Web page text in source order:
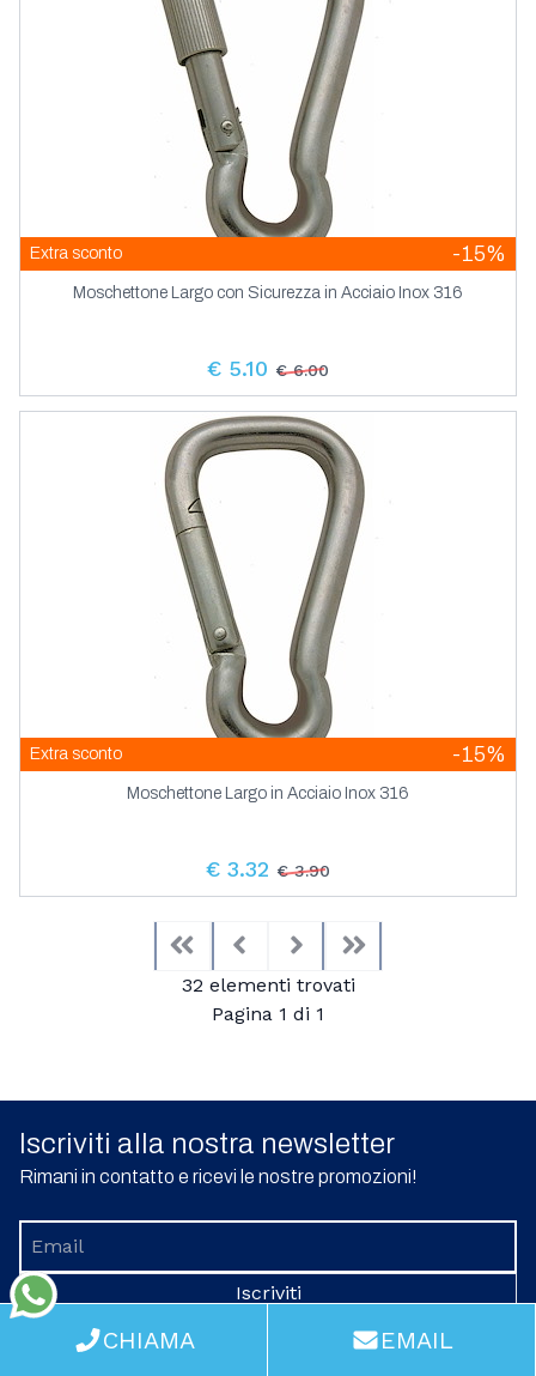
Extra sconto -15%
Moschettone Largo con Sicurezza in Acciaio Inox 316
€ 5.10 € 6.00
Extra sconto -15%
Moschettone Largo in Acciaio Inox 316
€ 3.32 € 3.90
FirstPrevious
32 elementi trovati
Pagina 1 di 1
NextLast
Iscriviti alla nostra newsletter
Rimani in contatto e ricevi le nostre promozioni!
Iscriviti
CHIAMA EMAIL
WhatsApp